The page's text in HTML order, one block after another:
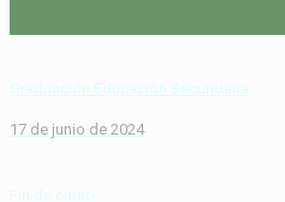
Graduación Educación Secundaria
17 de junio de 2024
Fin de curso